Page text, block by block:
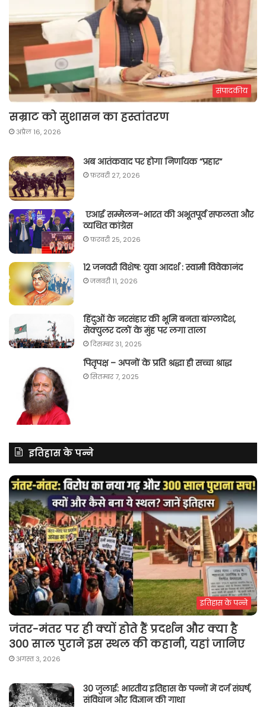
संपादकीय
सम्राट को सुशासन का हस्तांतरण
अप्रैल 16, 2026
अब आतंकवाद पर होगा निर्णायक “प्रहार“
फ़रवरी 27, 2026
एआई सम्मेलन-भारत की अभूतपूर्व सफलता और
व्यथित कांग्रेस
फ़रवरी 25, 2026
12 जनवरी विशेष: युवा आदर्श : स्वामी विवेकानंद
जनवरी 11, 2026
हिंदुओं के नरसंहार की भूमि बनता बांग्लादेश,
सेक्युलर दलों के मुंह पर लगा ताला
दिसम्बर 31, 2025
पितृपक्ष – अपनों के प्रति श्रद्धा ही सच्चा श्राद्ध
सितम्बर 7, 2025
इतिहास के पन्ने
इतिहास के पन्ने
जंतर-मंतर पर ही क्यों होते हैं प्रदर्शन और क्या है
300 साल पुराने इस स्थल की कहानी, यहां जानिए
अगस्त 3, 2026
30 जुलाई: भारतीय इतिहास के पन्नों में दर्ज संघर्ष,
संविधान और विज्ञान की गाथा